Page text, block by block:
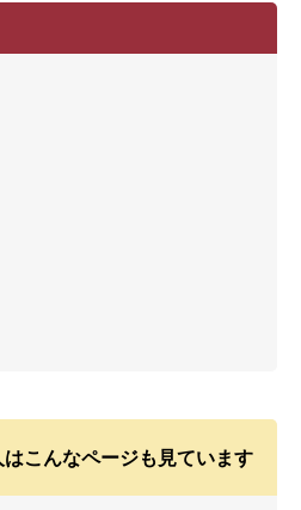
こんなページも見ています